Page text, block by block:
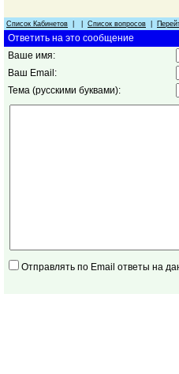
Список Кабинетов
Список вопросов
Ответить на это сообщение
Ваше имя:
Ваш Email:
Тема (русскими буквами):
Отправлять по Email ответы на